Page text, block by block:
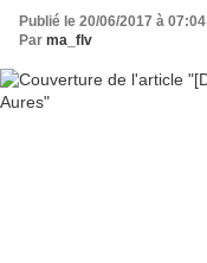
Publié le 20/06/2017 à 07:04
Par ma_flv